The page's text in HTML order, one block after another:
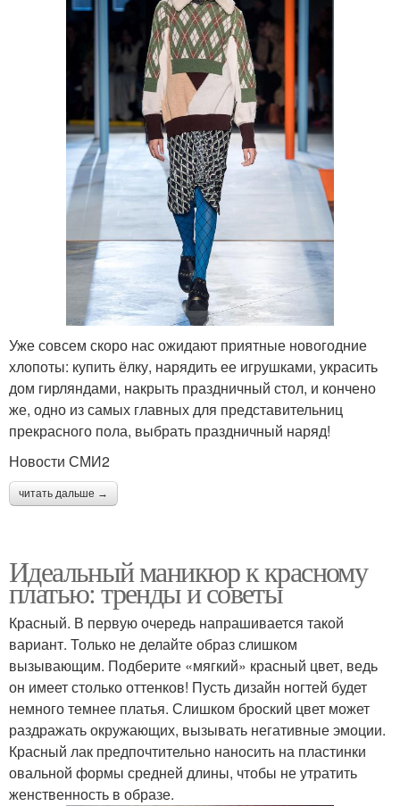
Уже совсем скоро нас ожидают приятные новогодние
хлопоты: купить ёлку, нарядить ее игрушками, украсить
дом гирляндами, накрыть праздничный стол, и кончено
же, одно из самых главных для представительниц
прекрасного пола, выбрать праздничный наряд!
Новости СМИ2
читать дальше →
Идеальный маникюр к красному
платью: тренды и советы
Красный. В первую очередь напрашивается такой
вариант. Только не делайте образ слишком
вызывающим. Подберите «мягкий» красный цвет, ведь
он имеет столько оттенков! Пусть дизайн ногтей будет
немного темнее платья. Слишком броский цвет может
раздражать окружающих, вызывать негативные эмоции.
Красный лак предпочтительно наносить на пластинки
овальной формы средней длины, чтобы не утратить
женственность в образе.